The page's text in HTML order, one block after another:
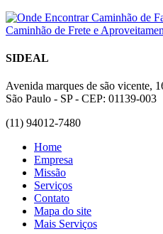
SIDEAL
Avenida marques de são vicente,
São Paulo - SP - CEP: 01139-003
(11) 94012-7480
Home
Empresa
Missão
Serviços
Contato
Mapa do site
Mais Serviços